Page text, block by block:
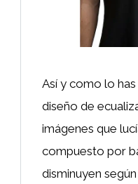
Así y como lo
diseño de
imágenes que
compuesto por
disminuyen